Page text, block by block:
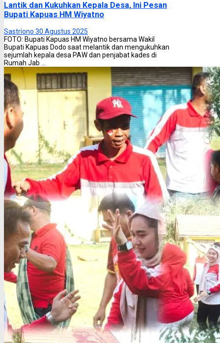
Lantik dan Kukuhkan Kepala Desa, Ini Pesan
Bupati Kapuas HM Wiyatno
Sastriono 30 Agustus 2025
FOTO: Bupati Kapuas HM Wiyatno bersama Wakil
Bupati Kapuas Dodo saat melantik dan mengukuhkan
sejumlah kepala desa PAW dan penjabat kades di
Rumah Jab ...